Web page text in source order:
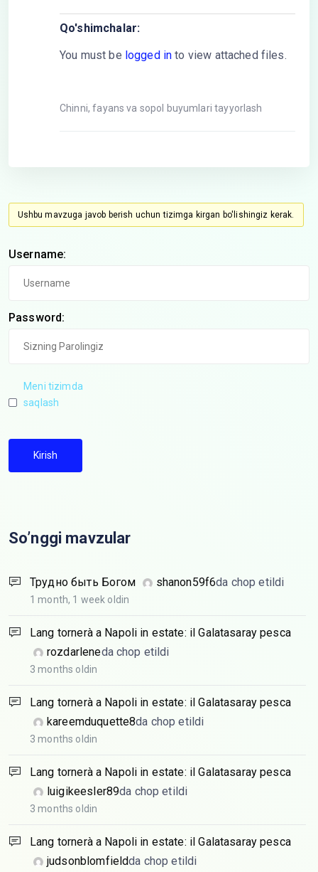
Qo'shimchalar:
You must be logged in to view attached files.
Chinni, fayans va sopol buyumlari tayyorlash
Ushbu mavzuga javob berish uchun tizimga kirgan bo'lishingiz kerak.
Username:
Password:
Meni tizimda
saqlash
Kirish
So’nggi mavzular
Трудно быть Богом shanon59f6da chop etildi
1 month, 1 week oldin
Lang tornerà a Napoli in estate: il Galatasaray pesca
rozdarleneda chop etildi
3 months oldin
Lang tornerà a Napoli in estate: il Galatasaray pesca
kareemduquette8da chop etildi
3 months oldin
Lang tornerà a Napoli in estate: il Galatasaray pesca
luigikeesler89da chop etildi
3 months oldin
Lang tornerà a Napoli in estate: il Galatasaray pesca
judsonblomfieldda chop etildi